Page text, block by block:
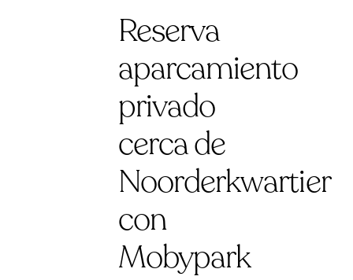
Reserva
aparcamiento
privado
cerca de
Noorderkwartier
con
Mobypark